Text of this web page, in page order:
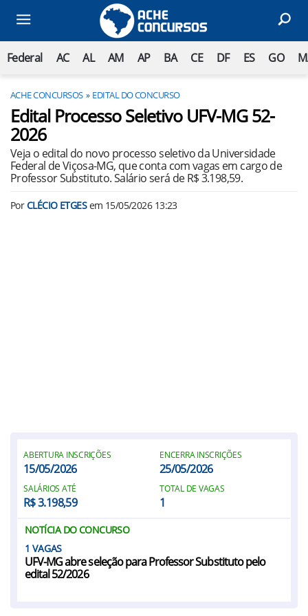
Federal AC AL AM AP BA CE DF ES GO
ACHE CONCURSOS EDITAL DO CONCURSO
Edital Processo Seletivo UFV-MG 52-
2026
Veja o edital do novo processo seletivo da Universidade
Federal de Viçosa-MG, que conta com vagas em cargo de
Professor Substituto. Salário será de R$ 3.198,59.
PorCLÉCIO ETGESem 15/05/2026 13:23
ABERTURA INSCRIÇÕES
15/05/2026
ENCERRA INSCRIÇÕES
25/05/2026
SALÁRIOS ATÉ
R$ 3.198,59
TOTAL DE VAGAS
1
NOTÍCIA DO CONCURSO
1
UFV-MG abre seleção para Professor Substituto pelo
edital 52/2026